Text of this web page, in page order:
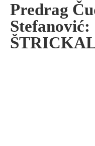
Predrag
Stefanović: